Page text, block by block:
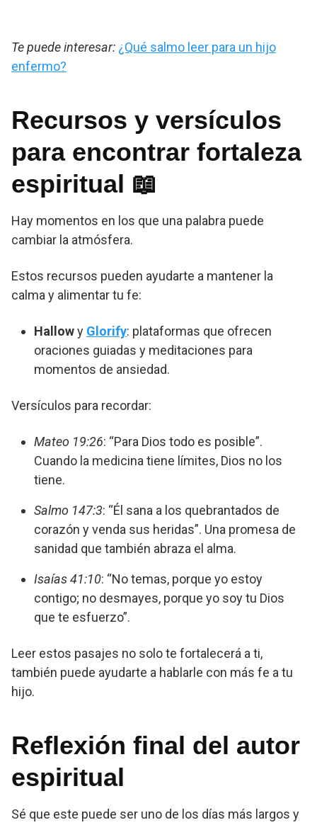
Te puede interesar: ¿Qué salmo leer para un hijo
enfermo?
Recursos y versículos
para encontrar fortaleza
espiritual 📖
Hay momentos en los que una palabra puede
cambiar la atmósfera.
Estos recursos pueden ayudarte a mantener la
calma y alimentar tu fe:
Hallowy Glorify: plataformas que ofrecen
oraciones guiadas y meditaciones para
momentos de ansiedad.
Versículos para recordar:
Mateo 19:26: “Para Dios todo es posible”.
Cuando la medicina tiene límites, Dios no los
tiene.
Salmo 147:3: “Él sana a los quebrantados de
corazón y venda sus heridas”. Una promesa de
sanidad que también abraza el alma.
Isaías 41:10: “No temas, porque yo estoy
contigo; no desmayes, porque yo soy tu Dios
que te esfuerzo”.
Leer estos pasajes no solo te fortalecerá a ti,
también puede ayudarte a hablarle con más fe a tu
hijo.
Reflexión final del autor
espiritual
Sé que este puede ser uno de los días más largos y